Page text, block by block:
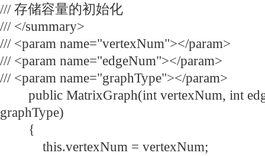
/// 存储容量的初始化
/// </summary>
/// <param name="vertexNum"></param>
/// <param name="edgeNum"></param>
/// <param name="graphType"></param>
public MatrixGraph(int vertexNum, int
graphType)
{
this.vertexNum = vertexNum;